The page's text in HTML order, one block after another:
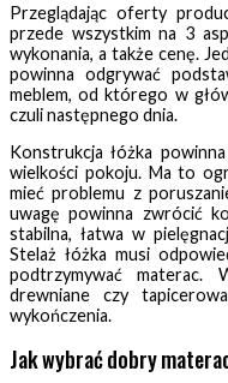
Przeglądając oferty
przede wszystkim na 3
wykonania, a także cenę.
powinna odgrywać
meblem, od którego w
czuli następnego dnia.
Konstrukcja łóżka
wielkości pokoju. Ma to
mieć problemu z
uwagę powinna zwrócić
stabilna, łatwa w
Stelaż łóżka musi
podtrzymywać materac.
drewniane czy
wykończenia.
Jak wybrać dobry